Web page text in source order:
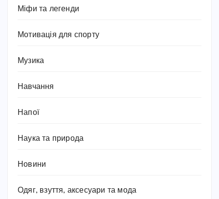
Міфи та легенди
Мотивація для спорту
Музика
Навчання
Напої
Наука та природа
Новини
Одяг, взуття, аксесуари та мода